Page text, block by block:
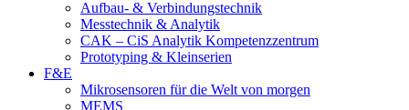
Aufbau- & Verbindungstechnik
Messtechnik & Analytik
CAK – CiS Analytik Kompetenzzentrum
Prototyping & Kleinserien
F&E
Mikrosensoren für die Welt von morgen
MEMS